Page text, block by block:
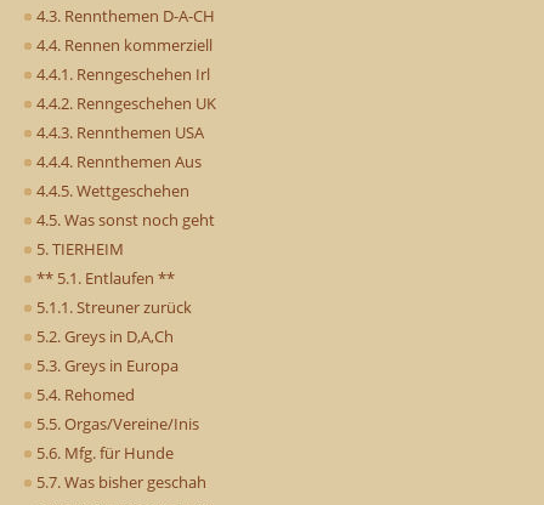
4.3. Rennthemen D-A-CH
4.4. Rennen kommerziell
4.4.1. Renngeschehen Irl
4.4.2. Renngeschehen UK
4.4.3. Rennthemen USA
4.4.4. Rennthemen Aus
4.4.5. Wettgeschehen
4.5. Was sonst noch geht
5. TIERHEIM
** 5.1. Entlaufen **
5.1.1. Streuner zurück
5.2. Greys in D,A,Ch
5.3. Greys in Europa
5.4. Rehomed
5.5. Orgas/Vereine/Inis
5.6. Mfg. für Hunde
5.7. Was bisher geschah